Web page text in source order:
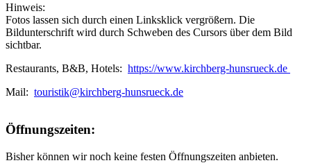
Hinweis:
Fotos lassen sich durch einen Linksklick vergrößern. Die
Bildunterschrift wird durch Schweben des Cursors über dem Bild
sichtbar.
Restaurants, B&B, Hotels: https://www.kirchberg-hunsrueck.de
Mail: touristik@kirchberg-hunsrueck.de
Öffnungszeiten:
Bisher können wir noch keine festen Öffnungszeiten anbieten.